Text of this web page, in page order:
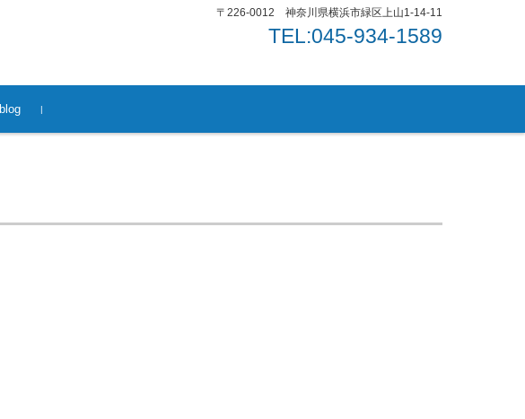
〒226-0012 神奈川県横浜市緑区上山1-14-11
TEL:045-934-1589
blog